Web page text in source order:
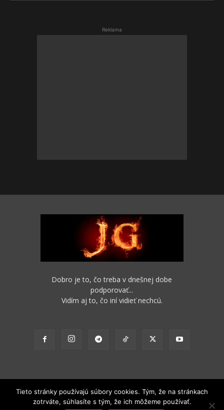
Reklama
Dobro je to, čo treba v dnešnej dobe
podporovať...
Vidím aj to, čo iní vidieť nechcú.
Tieto stránky používajú súbory cookies. Tým, že na stránkach
zotrváte, súhlasíte s tým, že ich môžeme používať.